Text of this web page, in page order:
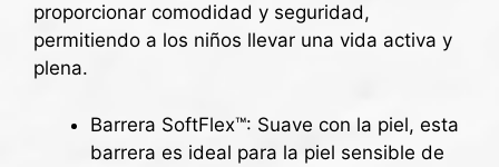
proporcionar comodidad y seguridad,
permitiendo a los niños llevar una vida activa y
plena.
Barrera SoftFlex™: Suave con la piel, esta
barrera es ideal para la piel sensible de